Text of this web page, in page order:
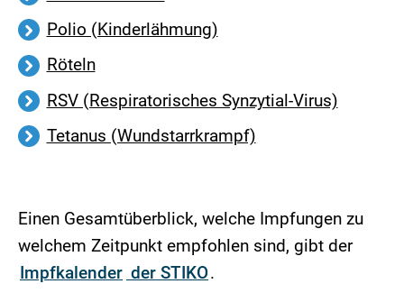
Polio (Kinderlähmung)
Röteln
RSV (Respiratorisches Synzytial-Virus)
Tetanus (Wundstarrkrampf)
Einen Gesamtüberblick, welche Impfungen zu
welchem Zeitpunkt empfohlen sind, gibt der
Impfkalender der STIKO.